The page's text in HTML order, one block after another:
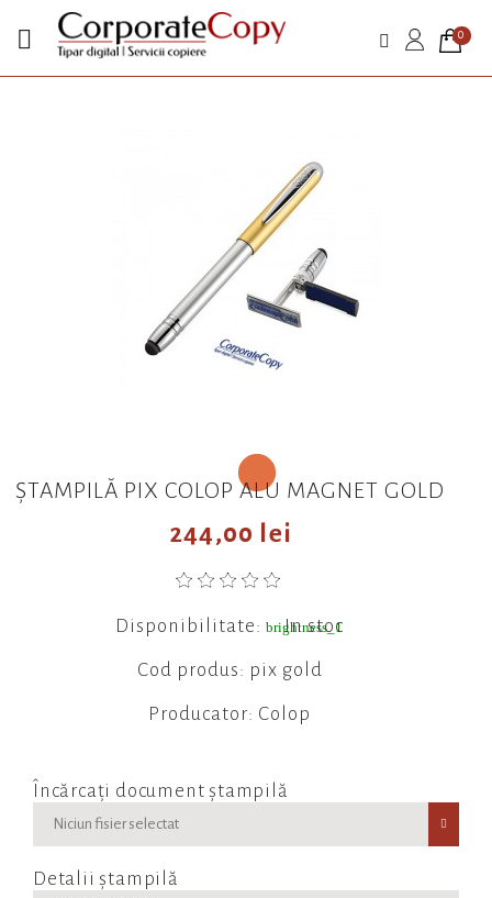
 0
ȘTAMPILĂ PIX COLOP ALU MAGNET GOLD
244,00 lei
Disponibilitate: brightness_1
In stoc
Cod produs: pix gold
Producator: Colop
Încărcați document ștampilă
Niciun fisier selectat
Detalii ștampilă